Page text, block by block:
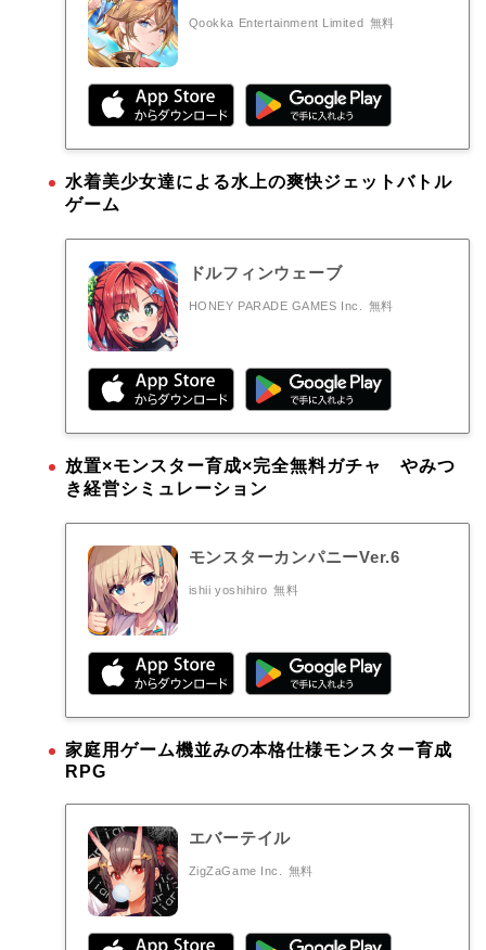
Qookka Entertainment Limited 無料
水着美少女達による水上の爽快ジェットバトル
ゲーム
ドルフィンウェーブ
HONEY PARADE GAMES Inc. 無料
放置×モンスター育成×完全無料ガチャ やみつ
き経営シミュレーション
モンスターカンパニーVer.6
ishii yoshihiro 無料
家庭用ゲーム機並みの本格仕様モンスター育成
RPG
エバーテイル
ZigZaGame Inc. 無料